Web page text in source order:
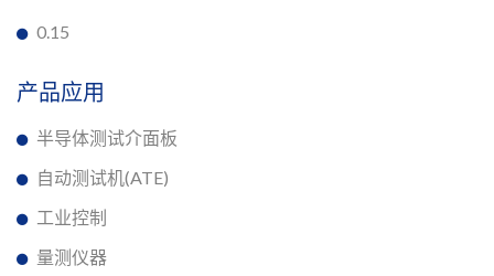
0.15
产品应用
半导体测试介面板
自动测试机(ATE)
工业控制
量测仪器